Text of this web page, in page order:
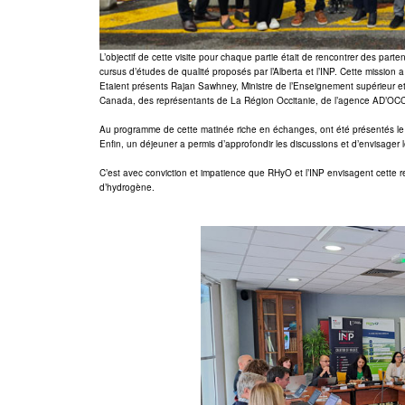
L’objectif de cette visite pour chaque partie était de rencontrer des
cursus d’études de qualité proposés par l’Alberta et l’INP. Cette mission
Etaient présents Rajan Sawhney, Ministre de l’Enseignement
Canada, des représentants de La Région Occitanie, de l’agence
Au programme de cette matinée riche en échanges, ont été présentés
Enfin, un déjeuner a permis d’approfondir les discussions et
C’est avec conviction et impatience que RHyO et l’INP envisagent
d’hydrogène.